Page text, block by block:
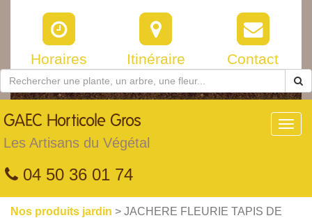
Horaires Itinéraire Contact
GAEC Horticole Gros
Les Artisans du Végétal
04 50 36 01 74
Nos produits jardin > JACHERE FLEURIE TAPIS DE